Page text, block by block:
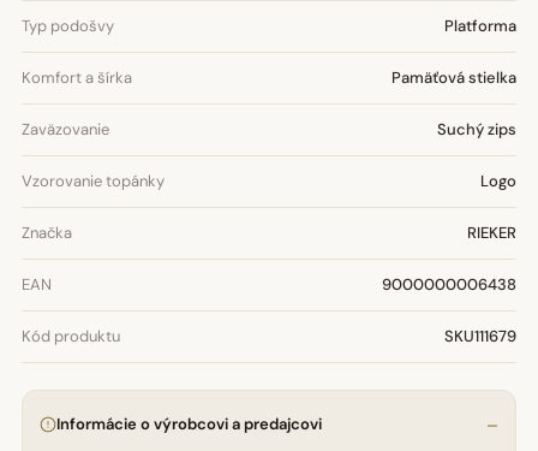
Typ podošvy Platforma
Komfort a šírka Pamäťová stielka
Zaväzovanie Suchý zips
Vzorovanie topánky Logo
Značka RIEKER
EAN 9000000006438
Kód produktu SKU111679
Informácie o výrobcovi a predajcovi